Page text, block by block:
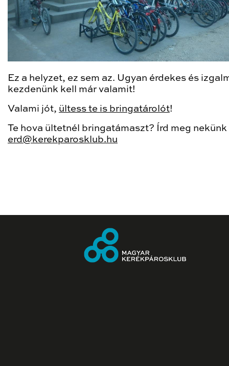
Ez a helyzet, ez sem az. Ugyan érdekes és
kezdenünk kell már valamit!
Valami jót, ültess te is bringatárolót!
Te hova ültetnél bringatámaszt? Írd meg nekünk
erd@kerekparosklub.hu